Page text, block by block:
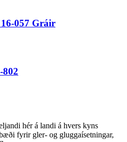
057 Gráir
hér á landi á hvers kyns
fyrir gler- og gluggaísetningar,